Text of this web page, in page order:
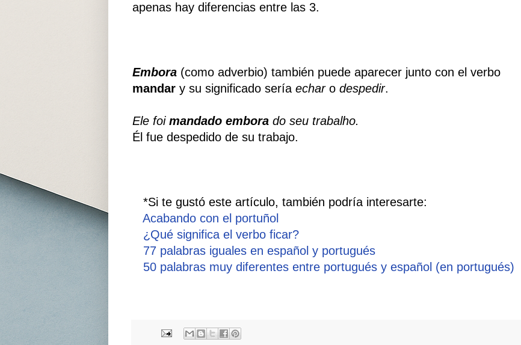
apenas hay diferencias entre las 3.
Embora(como adverbio) también puede aparecer junto con el verbo
mandary su significado sería echaro despedir.
Ele foi mandado emborado seu trabalho.
Él fue despedido de su trabajo.
*Si te gustó este artículo, también podría interesarte:
Acabando con el portuñol
¿Qué significa el verbo ficar?
77 palabras iguales en español y portugués
50 palabras muy diferentes entre portugués y español (en portugués)